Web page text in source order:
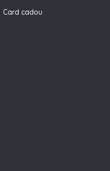
Card cadou